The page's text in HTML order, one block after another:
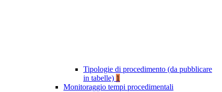
Tipologie di procedimento (da pubblicare
in tabelle) 1
Monitoraggio tempi procedimentali